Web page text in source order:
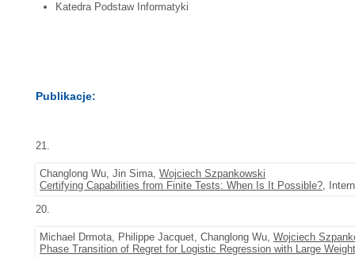
Katedra Podstaw Informatyki
Publikacje:
21.
Changlong Wu, Jin Sima, Wojciech Szpankowski
Certifying Capabilities from Finite Tests: When Is It Possible?,
20.
Michael Drmota, Philippe Jacquet, Changlong Wu, Wojciech
Phase Transition of Regret for Logistic Regression with Large